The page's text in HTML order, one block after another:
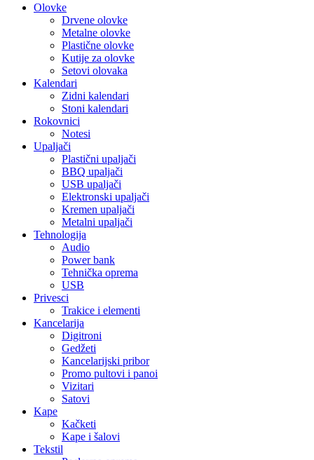
Olovke
Drvene olovke
Metalne olovke
Plastične olovke
Kutije za olovke
Setovi olovaka
Kalendari
Zidni kalendari
Stoni kalendari
Rokovnici
Notesi
Upaljači
Plastični upaljači
BBQ upaljači
USB upaljači
Elektronski upaljači
Kremen upaljači
Metalni upaljači
Tehnologija
Audio
Power bank
Tehnička oprema
USB
Privesci
Trakice i elementi
Kancelarija
Digitroni
Gedžeti
Kancelarijski pribor
Promo pultovi i panoi
Vizitari
Satovi
Kape
Kačketi
Kape i šalovi
Tekstil